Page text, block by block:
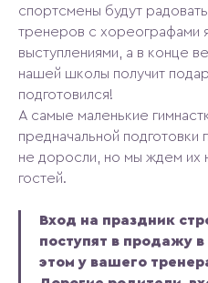
спортсмены будут
тренеров с хореографами
выступлениями, а в конце
нашей школы получит
подготовился!
А самые маленькие
предначальной подготовки
не доросли, но мы ждем их
гостей.
Вход на праздник
поступят в продажу
этом у вашего